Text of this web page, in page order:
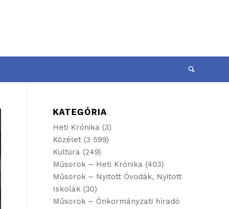
KATEGÓRIA
Heti Krónika (3)
Közélet (3 599)
Kultúra (249)
Műsorok – Heti Krónika (403)
Műsorok – Nyitott Óvodák, Nyitott
Iskolák (30)
Műsorok – Önkormányzati híradó